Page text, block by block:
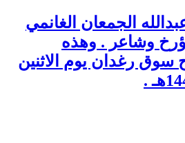
الجمعان الغانمي
وشاعر . وهذه
سوق رغدان يوم الاثنين